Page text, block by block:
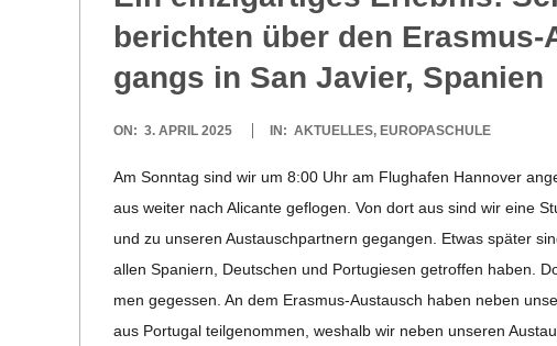
D
S
C
H
M
berich­ten über den
gangs in San Javier, Spanien
2025-
ON: 3. APRIL 2025 IN: AKTUELLES, EUROPASCHULE
Am Sonn­tag sind wir um 8:00 Uhr am Flug­ha­fen Han­no­ver
aus wei­ter nach Ali­cante geflo­gen. Von dort aus sind wir eine
und zu unse­ren Aus­tausch­part­nern gegan­gen. Etwas spä­ter
allen Spa­ni­ern, Deut­schen und Por­tu­gie­sen getrof­fen haben.
men geges­sen. An dem Eras­­mus-Aus­­­tausch haben neben
aus Por­tu­gal teil­ge­nom­men, wes­halb wir neben unse­ren